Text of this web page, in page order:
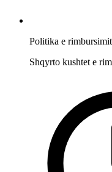
Politika e rimbursimit
Shqyrto kushtet e